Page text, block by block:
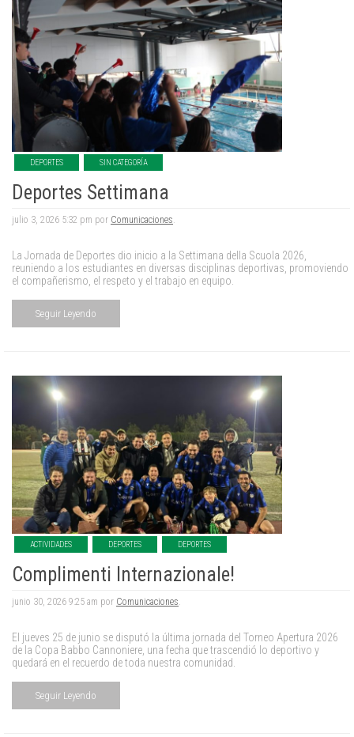
DEPORTES SIN CATEGORÍA
Deportes Settimana
julio 3, 2026 5:32 pm por Comunicaciones.
La Jornada de Deportes dio inicio a la Settimana della Scuola 2026,
reuniendo a los estudiantes en diversas disciplinas deportivas, promoviendo
el compañerismo, el respeto y el trabajo en equipo.
Seguir Leyendo
ACTIVIDADES DEPORTES DEPORTES
Complimenti Internazionale!
junio 30, 2026 9:25 am por Comunicaciones.
El jueves 25 de junio se disputó la última jornada del Torneo Apertura 2026
de la Copa Babbo Cannoniere, una fecha que trascendió lo deportivo y
quedará en el recuerdo de toda nuestra comunidad.
Seguir Leyendo